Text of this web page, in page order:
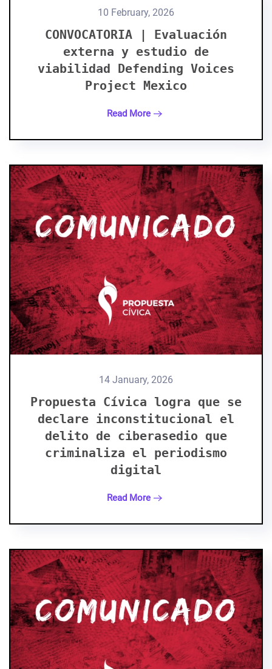
10 February, 2026
CONVOCATORIA | Evaluación
externa y estudio de
viabilidad Defending Voices
Project Mexico
Read More
14 January, 2026
Propuesta Cívica logra que se
declare inconstitucional el
delito de ciberasedio que
criminaliza el periodismo
digital
Read More